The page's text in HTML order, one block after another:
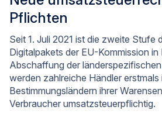
Pflichten
Seit 1. Juli 2021 ist die zweite Stufe
Digitalpakets der EU-Kommission in
Abschaffung der
werden zahlreiche Händler erstmals
Bestimmungsländern ihrer
Verbraucher umsatzsteuerpflichtig.